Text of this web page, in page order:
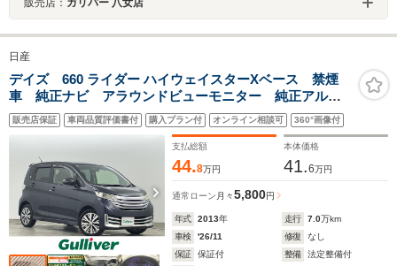
販売店： ガリバー 八女店
日産
デイズ 660 ライダー ハイウェイスターXベース 禁煙
車 純正ナビ アラウンドビューモニター 純正アルミ
ホイール 純正フロアマット ドアバイザー スマート
キー プッシュスタート アイドリングストップ フル
セグTV 電動格納ミラー
販売店保証 車両品質評価書付 購入プラン付 オンライン相談可 360°画像付
支払総額
44.8万円
本体価格
41.6万円
通常ローン 月々5,800円
年式 2013年 走行 7.0万km
車検
'26/11 修復
なし
保証
保証付 整備
法定整備付